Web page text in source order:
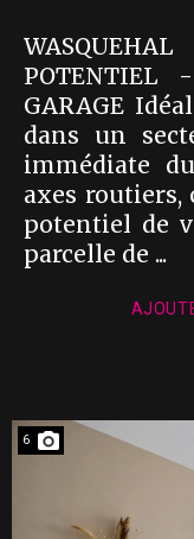
GARAGE
dans un
immédiate
axes
potentiel de
parcelle de ...
6